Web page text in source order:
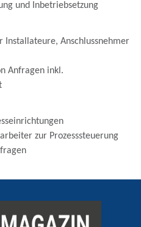
und Inbetriebsetzung
Installateure, Anschlussnehmer
Anfragen inkl.
zur Prozesssteuerung